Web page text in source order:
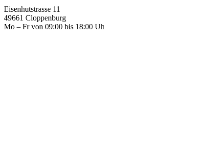
Eisenhutstrasse 11
49661 Cloppenburg
Mo – Fr von 09:00 bis 18:00 Uh